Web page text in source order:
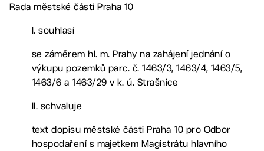
Rada městské části Praha 10
I. souhlasí
se záměrem hl. m. Prahy na zahájení jednání o
výkupu pozemků parc. č. 1463/3, 1463/4, 1463/5,
1463/6 a 1463/29 v k. ú. Strašnice
II. schvaluje
text dopisu městské části Praha 10 pro Odbor
hospodaření s majetkem Magistrátu hlavního